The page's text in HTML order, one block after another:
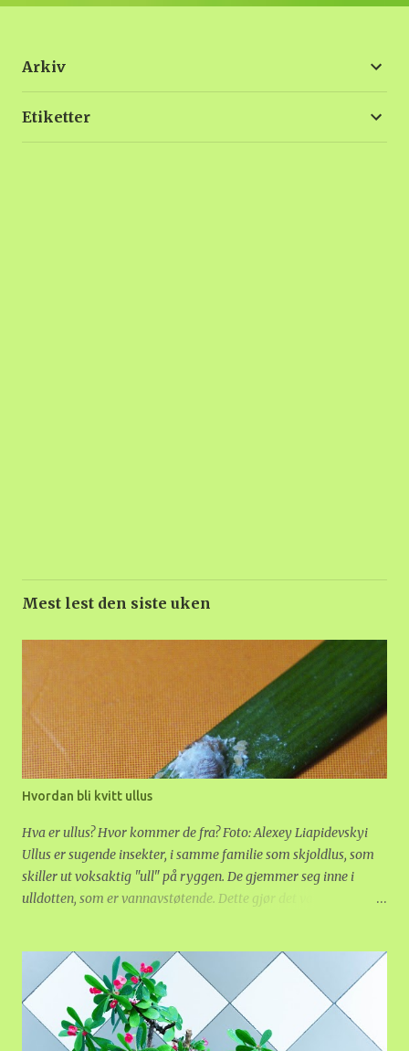
Arkiv
Etiketter
Mest lest den siste uken
Hvordan bli kvitt ullus
Hva er ullus? Hvor kommer de fra? Foto: Alexey Liapidevskyi
Ullus er sugende insekter, i samme familie som skjoldlus, som
skiller ut voksaktig "ull" på ryggen. De gjemmer seg inne i
ulldotten, som er vannavstøtende. Dette gjør det vanskelig å
gran. Edelgran i plantefelt, for eksempel til juletrær, er svært
utsatt. Det kan komme ullus in i huset med juletrær, både
hogde og i potte. Oftest foretrekker ullus planter med litt harde,
saftige blader. Sukkulenter, Hoya og orkideer er utsatt.